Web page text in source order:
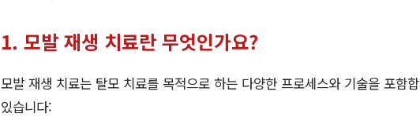
1. 모발 재생 치료란 무엇인가요?
모발 재생 치료는 탈모 치료를 목적으로 하는 다양한 프로세스와 기술을 포함
있습니다: